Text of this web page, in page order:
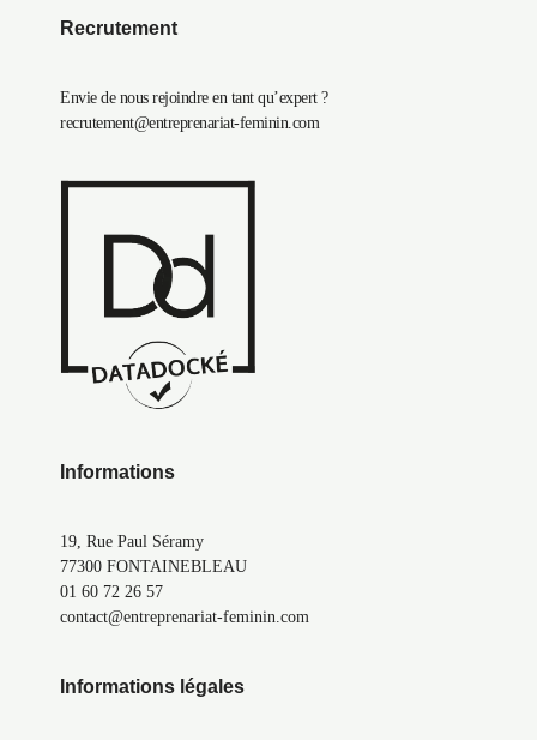
Recrutement
Envie de nous rejoindre en tant qu’expert ?
recrutement@entreprenariat-feminin.com
Informations
19, Rue Paul Séramy
77300 FONTAINEBLEAU
01 60 72 26 57
contact@entreprenariat-feminin.com
Informations légales